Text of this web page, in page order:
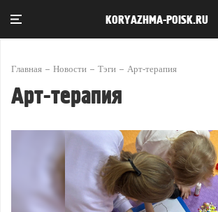
KORYAZHMA-POISK.RU
Главная Новости Тэги Арт-терапия
Арт-терапия